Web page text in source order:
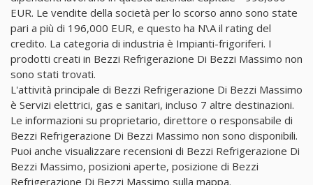
EUR. Le vendite della società per lo scorso anno sono state
pari a più di 196,000 EUR, e questo ha N\A il rating del
credito. La categoria di industria è Impianti-frigoriferi. I
prodotti creati in Bezzi Refrigerazione Di Bezzi Massimo non
sono stati trovati.
L'attività principale di Bezzi Refrigerazione Di Bezzi Massimo
è Servizi elettrici, gas e sanitari, incluso 7 altre destinazioni.
Le informazioni su proprietario, direttore o responsabile di
Bezzi Refrigerazione Di Bezzi Massimo non sono disponibili.
Puoi anche visualizzare recensioni di Bezzi Refrigerazione Di
Bezzi Massimo, posizioni aperte, posizione di Bezzi
Refrigerazione Di Bezzi Massimo sulla mappa.